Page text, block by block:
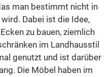
man bestimmt nicht in
Dabei ist die Idee,
zu bauen, ziemlich
im Landhausstil
genutzt und ist darüber
Die Möbel haben im